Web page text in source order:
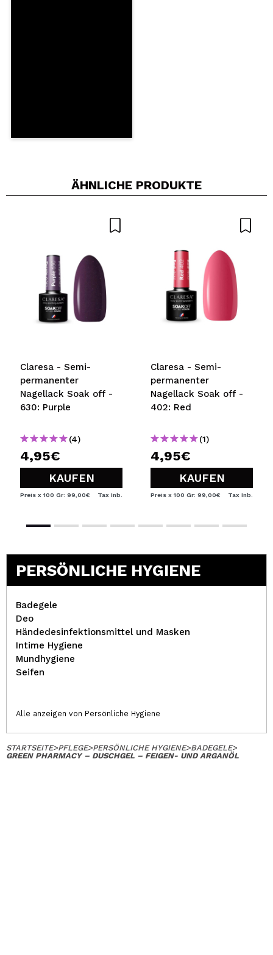
ÄHNLICHE PRODUKTE
Claresa - Semi-
permanenter
Nagellack Soak off -
630: Purple
(4)
4,95€
KAUFEN
Preis x 100 Gr: 99,00€ Tax Inb.
Claresa - Semi-
permanenter
Nagellack Soak off -
402: Red
(1)
4,95€
KAUFEN
Preis x 100 Gr: 99,00€ Tax Inb.
PERSÖNLICHE HYGIENE
Badegele
Deo
Händedesinfektionsmittel und Masken
Intime Hygiene
Mundhygiene
Seifen
Alle anzeigen von Persönliche Hygiene
STARTSEITE>PFLEGE>PERSÖNLICHE HYGIENE>BADEGELE>
GREEN PHARMACY – DUSCHGEL – FEIGEN- UND ARGANÖL